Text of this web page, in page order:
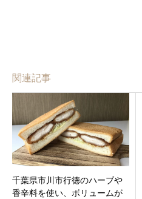
関連記事
千葉県市川市行徳のハーブや
香辛料を使い、ボリュームが